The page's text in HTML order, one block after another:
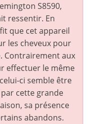
S8590,
ressentir. En
que cet appareil
les cheveux pour
Contrairement aux
effectuer le même
ci semble être
par cette grande
sa présence
abandons.